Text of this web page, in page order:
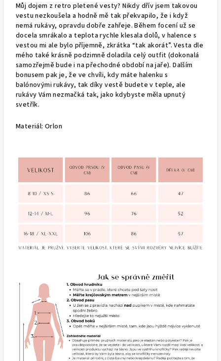
Můj dojem z retro pletené vesty? Nikdy dřív jsem takovou
vestu nezkoušela a hodně mě tak překvapilo, že i když
nemá rukávy, opravdu dobře zahřeje. Během focení už se
docela smrákalo a teplota rychle klesala dolů, v halence s
vestou mi ale bylo příjemně, zkrátka “tak akorát”. Vesta dle
mého také krásně podzimně doladila celý outfit (dokonalá
samozřejmě bude i na přechodné období na jaře). Dalším
bonusem pak je, že ve chvíli, kdy máte halenku s
balónovými rukávy, tak díky vestě budete v teple, ale
rukávy Vám nezmačká tak, jako kdybyste měla upnutý
svetřík.
Materiál: Orlon